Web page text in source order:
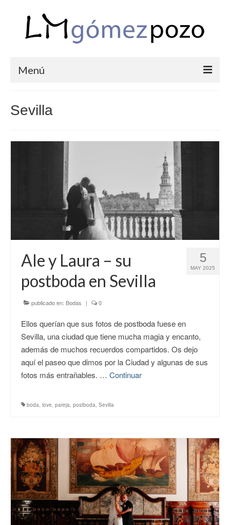
Menú
COMUNIONES
CORPORATIVAS
SEMANA SANTA
SOBRE LM
Sevilla
5
MAY 2025
Ale y Laura – su
postboda en Sevilla
publicado en: Bodas | 0
Ellos querían que sus fotos de postboda fuese en
Sevilla, una ciudad que tiene mucha magia y encanto,
además de muchos recuerdos compartidos. Os dejo
aquí el paseo que dimos por la Ciudad y algunas de sus
fotos más entrañables. … Continuar
boda, love, pareja, postboda, Sevilla